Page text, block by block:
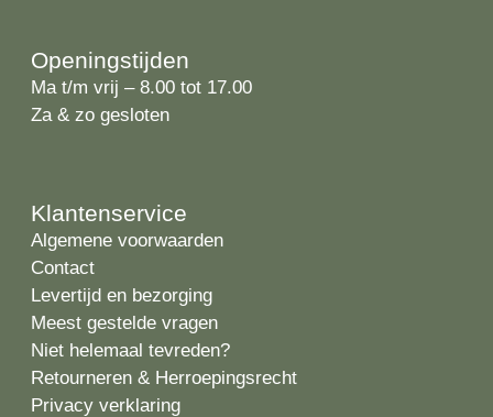
Openingstijden
Ma t/m vrij – 8.00 tot 17.00
Za & zo gesloten
Klantenservice
Algemene voorwaarden
Contact
Levertijd en bezorging
Meest gestelde vragen
Niet helemaal tevreden?
Retourneren & Herroepingsrecht
Privacy verklaring